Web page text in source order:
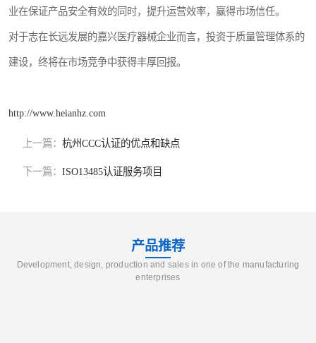
业在保证产品安全有效的同时，提升运营效率，赢得市场信任。
对于志在长远发展的嘉兴医疗器械企业而言，投资于质量管理体系的
建设，终将在市场竞争中获得丰厚回报。
http://www.heianhz.com
上一篇： 杭州CCC认证的优点和缺点
下一篇： ISO13485认证服务项目
产品推荐
Development, design, production and sales in one of the manufacturing
enterprises